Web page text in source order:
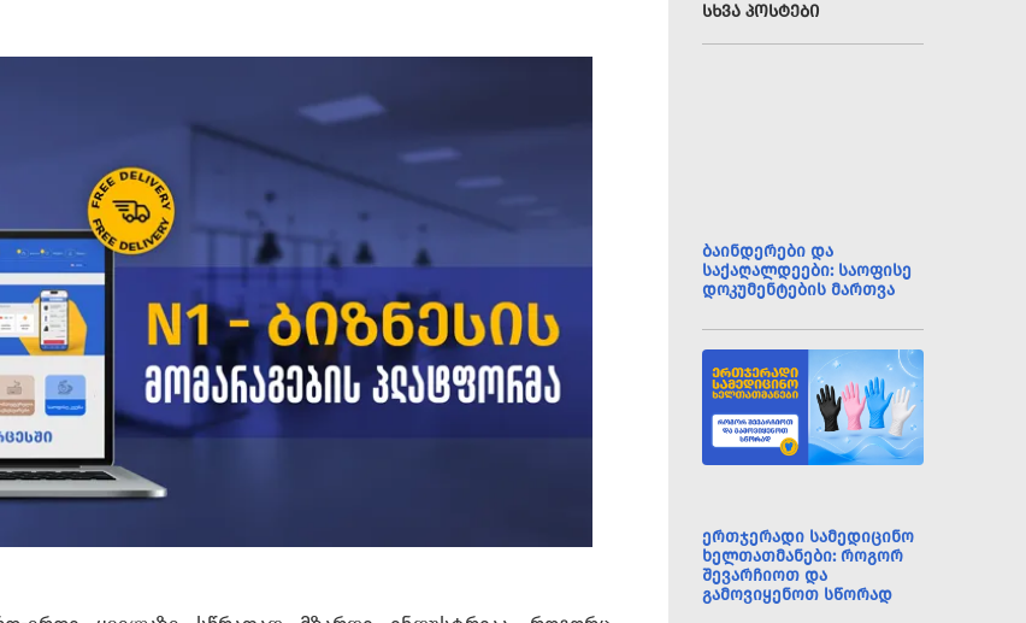
ᲡᲮᲕᲐ ᲞᲝᲡᲢᲔᲑᲘ
ბაინდერები და
საქაღალდეები: საოფისე
დოკუმენტების მართვა
ერთჯერადი სამედიცინო
ხელთათმანები: როგორ
შევარჩიოთ და
გამოვიყენოთ სწორად